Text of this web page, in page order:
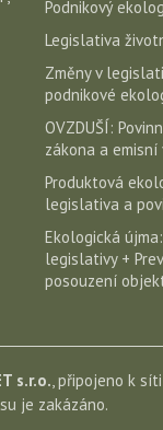
Podnikový
Legislativa
Změny v
podnikové
OVZDUŠÍ:
zákona a emisní
Produktová
legislativa a
Ekologická
legislativy +
posouzení
s.r.o., připojeno k
je zakázáno.